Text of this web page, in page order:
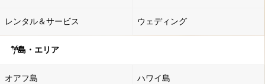
レンタル＆サービス ウェディング
島・エリア
オアフ島 ハワイ島